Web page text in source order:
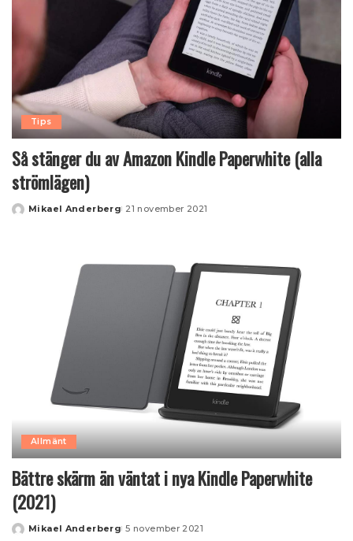
Tips
Så stänger du av Amazon Kindle Paperwhite (alla
strömlägen)
Posted
Mikael Anderberg 21 november 2021
Allmänt
Bättre skärm än väntat i nya Kindle Paperwhite
(2021)
Posted
Mikael Anderberg 5 november 2021